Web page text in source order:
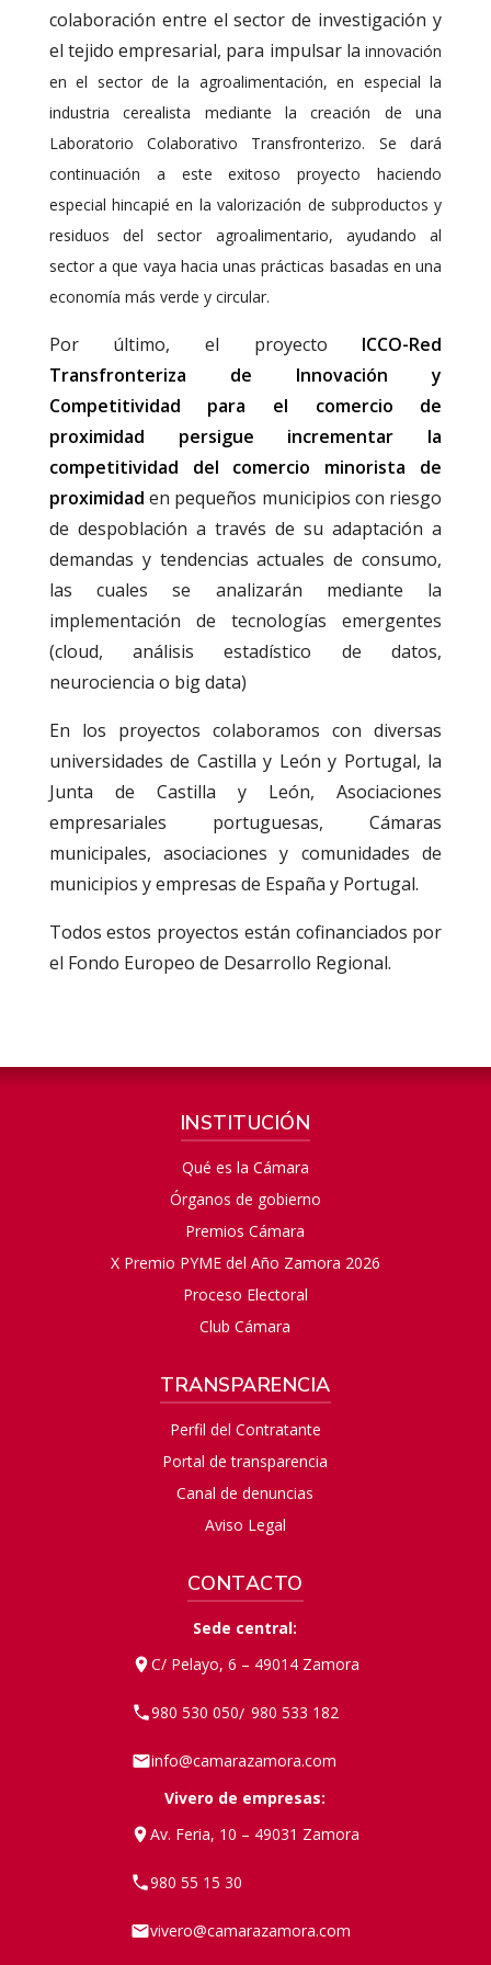
colaboración entre el sector de investigación y
el tejido empresarial, para impulsar lainnovación
en el sector de la agroalimentación, en especial la
industria cerealista mediante la creación de una
Laboratorio Colaborativo Transfronterizo. Se dará
continuación a este exitoso proyecto haciendo
especial hincapié en la valorización de subproductos y
residuos del sector agroalimentario, ayudando al
sector a que vaya hacia unas prácticas basadas en una
economía más verde y circular.
Por último, el proyecto ICCO-Red
Transfronteriza de Innovación y
Competitividad para el comercio de
proximidad persigue incrementar la
competitividad del comercio minorista de
proximidad en pequeños municipios con riesgo
de despoblación a través de su adaptación a
demandas y tendencias actuales de consumo,
las cuales se analizarán mediante la
implementación de tecnologías emergentes
(cloud, análisis estadístico de datos,
neurociencia o big data)
En los proyectos colaboramos con diversas
universidades de Castilla y León y Portugal, la
Junta de Castilla y León, Asociaciones
empresariales portuguesas, Cámaras
municipales, asociaciones y comunidades de
municipios y empresas de España y Portugal.
Todos estos proyectos están cofinanciados por
el Fondo Europeo de Desarrollo Regional.
INSTITUCIÓN
Qué es la Cámara
Órganos de gobierno
Premios Cámara
X Premio PYME del Año Zamora 2026
Proceso Electoral
Club Cámara
TRANSPARENCIA
Perfil del Contratante
Portal de transparencia
Canal de denuncias
Aviso Legal
CONTACTO
Sede central:
C/ Pelayo, 6 – 49014 Zamora
980 530 050/ 980 533 182
info@camarazamora.com
Vivero de empresas:
Av. Feria, 10 – 49031 Zamora
980 55 15 30
vivero@camarazamora.com